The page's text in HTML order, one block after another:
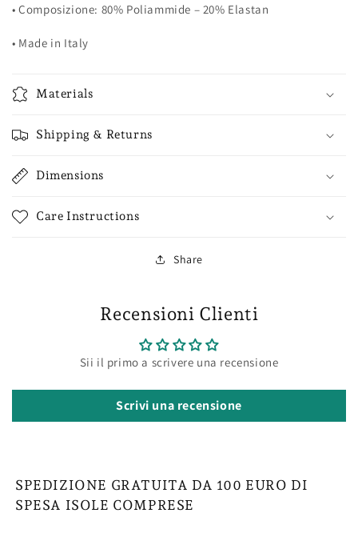
• Composizione: 80% Poliammide – 20% Elastan
• Made in Italy
Materials
Shipping & Returns
Dimensions
Care Instructions
Share
Recensioni Clienti
Sii il primo a scrivere una recensione
Scrivi una recensione
SPEDIZIONE GRATUITA DA 100 EURO DI
SPESA ISOLE COMPRESE